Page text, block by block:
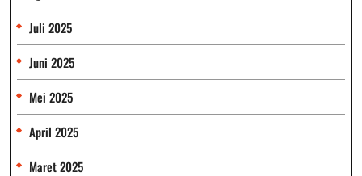
Juli 2025
Juni 2025
Mei 2025
April 2025
Maret 2025